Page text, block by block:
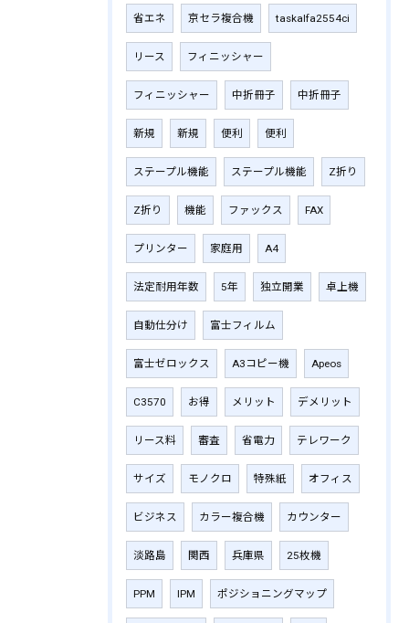
省エネ 京セラ複合機 taskalfa2554ci
リース フィニッシャー
フィニッシャー 中折冊子 中折冊子
新規 新規 便利 便利
ステープル機能 ステープル機能 Z折り
Z折り 機能 ファックス FAX
プリンター 家庭用 A4
法定耐用年数 5年 独立開業 卓上機
自動仕分け 富士フィルム
富士ゼロックス A3コピー機 Apeos
C3570 お得 メリット デメリット
リース料 審査 省電力 テレワーク
サイズ モノクロ 特殊紙 オフィス
ビジネス カラー複合機 カウンター
淡路島 関西 兵庫県 25枚機
PPM IPM ポジショニングマップ